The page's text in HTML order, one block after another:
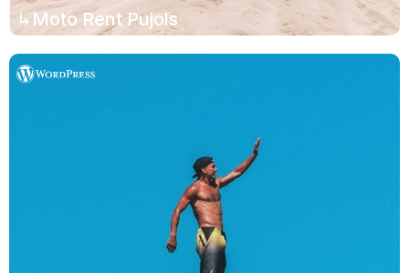
↳Moto Rent Pujols